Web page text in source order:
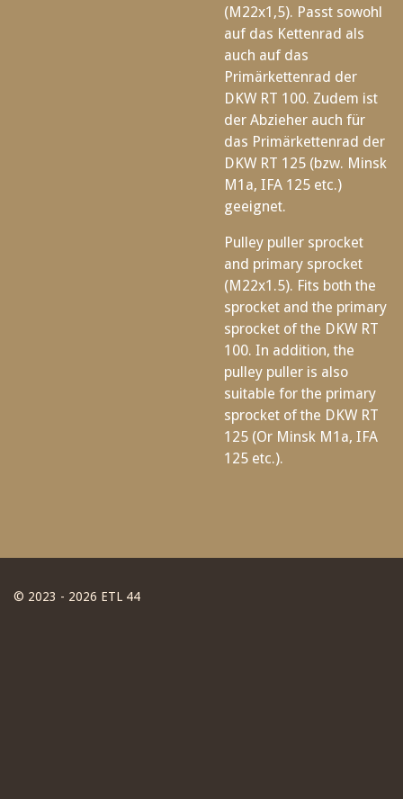
(M22x1,5). Passt sowohl
auf das Kettenrad als
auch auf das
Primärkettenrad der
DKW RT 100. Zudem ist
der Abzieher auch für
das Primärkettenrad der
DKW RT 125 (bzw. Minsk
M1a, IFA 125 etc.)
geeignet.
Pulley puller sprocket
and primary sprocket
(M22x1.5). Fits both the
sprocket and the primary
sprocket of the DKW RT
100. In addition, the
pulley puller is also
suitable for the primary
sprocket of the DKW RT
125 (Or Minsk M1a, IFA
125 etc.).
© 2023 - 2026 ETL 44